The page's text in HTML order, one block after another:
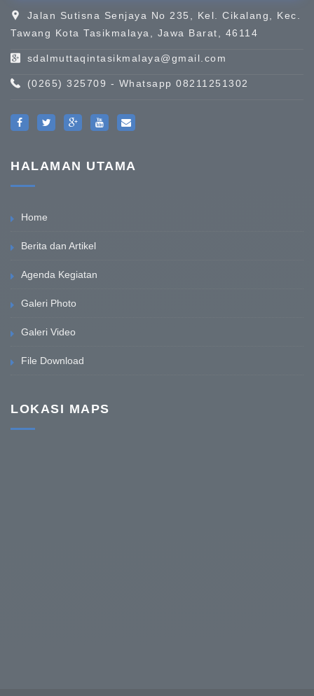
Jalan Sutisna Senjaya No 235, Kel. Cikalang, Kec.
Tawang Kota Tasikmalaya, Jawa Barat, 46114
sdalmuttaqintasikmalaya@gmail.com
(0265) 325709 - Whatsapp 08211251302
HALAMAN UTAMA
Home
Berita dan Artikel
Agenda Kegiatan
Galeri Photo
Galeri Video
File Download
LOKASI MAPS